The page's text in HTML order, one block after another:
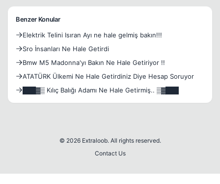
Benzer Konular
Elektrik Telini Isıran Ayı ne hale gelmiş bakın!!!
Sro İnsanları Ne Hale Getirdi
Bmw M5 Madonna'yı Bakın Ne Hale Getiriyor !!
ATATÜRK Ülkemi Ne Hale Getirdiniz Diye Hesap Soruyor
███▓▒ Kılıç Balığı Adamı Ne Hale Getirmiş.. ▒▓███
© 2026 Extraloob. All rights reserved.
Contact Us